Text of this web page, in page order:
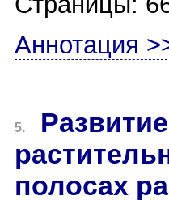
Аннотация
5.
полосах